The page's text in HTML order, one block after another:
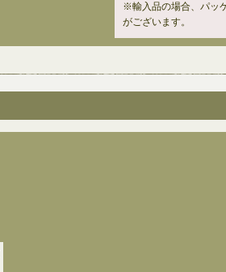
※輸入品の場合、パッ
がございます。